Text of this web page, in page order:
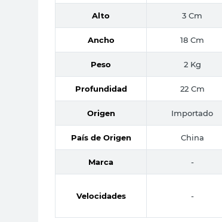
Alto 3 Cm
Ancho 18 Cm
Peso 2 Kg
Profundidad 22 Cm
Origen Importado
País de Origen China
Marca -
Velocidades -